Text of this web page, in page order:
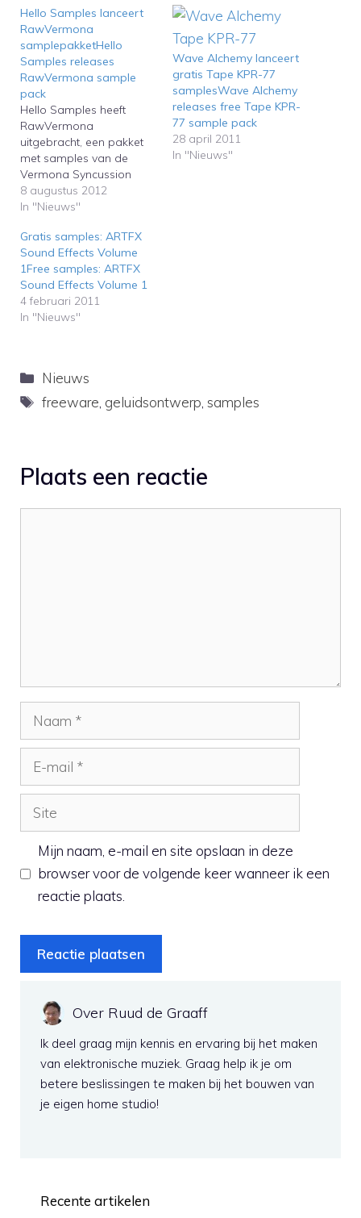
Hello Samples lanceert
RawVermona
samplepakketHello
Samples releases
RawVermona sample
pack
Hello Samples heeft
RawVermona
uitgebracht, een pakket
met samples van de
Vermona Syncussion
DRM-1. De 1.700 samples
van deze analoge
ondergebracht in 154
instrumenten voor Native
Instruments Kontakt, 54
kits voor NI Machine en
25 MPC 1000/2500
kits.Hello Samples has
8 augustus 2012
In "Nieuws"
Wave Alchemy lanceert
gratis Tape KPR-77
samplesWave Alchemy
releases free Tape KPR-
77 sample pack
28 april 2011
In "Nieuws"
Gratis samples: ARTFX
Sound Effects Volume
1Free samples: ARTFX
Sound Effects Volume 1
4 februari 2011
In "Nieuws"
Categorieën
Nieuws
Tags
freeware, geluidsontwerp,samples
Plaats een reactie
Naam
mail
Site
Mijn naam, e-mail en site opslaan in deze
browser voor de volgende keer wanneer ik een
reactie plaats.
Over Ruud de Graaff
Ik deel graag mijn kennis en ervaring bij het maken
van elektronische muziek. Graag help ik je om
betere beslissingen te maken bij het bouwen van
je eigen home studio!
Recente artikelen